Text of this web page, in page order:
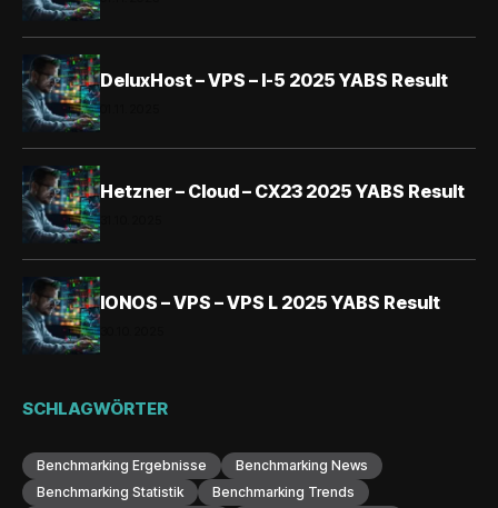
DeluxHost – VPS – I-5 2025 YABS Result
Hetzner – Cloud – CX23 2025 YABS Result
IONOS – VPS – VPS L 2025 YABS Result
SCHLAGWÖRTER
Benchmarking Ergebnisse
Benchmarking News
Benchmarking Statistik
Benchmarking Trends